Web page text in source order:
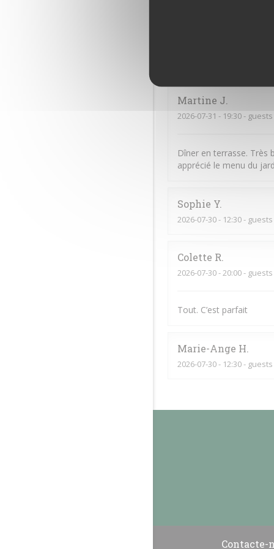
Martine J
2026-07-31 - 19:30 -
Dîner en terrasse. Très
apprécié le menu du
Sophie Y
2026-07-30- 12:30 - guests
Colette R
2026-07-30- 20:00 - guests
Tout. C’est parfait
Marie-Ange H
2026-07-30- 12:30 - guests
Contacte-